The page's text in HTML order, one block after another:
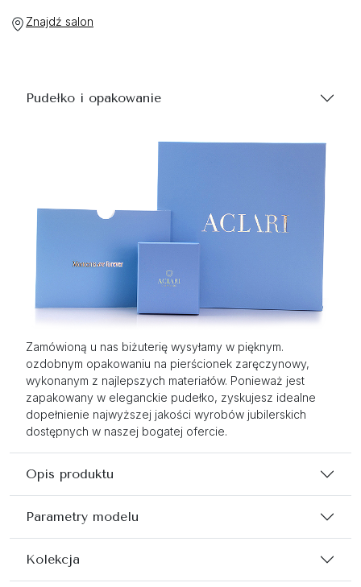
Znajdź salon
Pudełko i opakowanie
Zamówioną u nas biżuterię wysyłamy w pięknym.
ozdobnym opakowaniu na pierścionek zaręczynowy,
wykonanym z najlepszych materiałów. Ponieważ jest
zapakowany w eleganckie pudełko, zyskujesz idealne
dopełnienie najwyższej jakości wyrobów jubilerskich
dostępnych w naszej bogatej ofercie.
Opis produktu
Parametry modelu
Kolekcja